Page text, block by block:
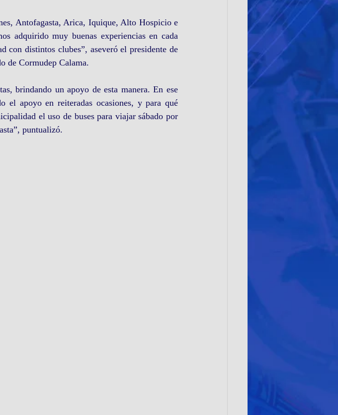
Antofagasta, Arica, Iquique, Alto Hospicio e
adquirido muy buenas experiencias en cada
con distintos clubes”, aseveró el presidente de
de Cormudep Calama.
brindando un apoyo de esta manera. En ese
el apoyo en reiteradas ocasiones, y para qué
el uso de buses para viajar sábado por
puntualizó.